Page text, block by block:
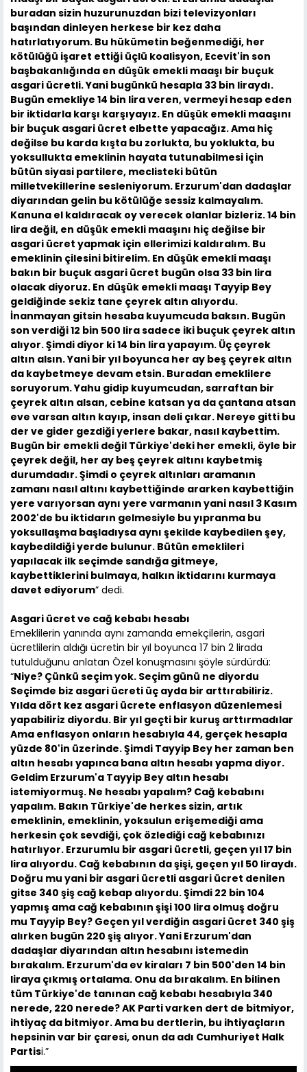
buradan sizin huzurunuzdan bizi televizyonları
başından dinleyen herkese bir kez daha
hatırlatıyorum. Bu hükümetin beğenmediği, her
kötülüğü işaret ettiği üçlü koalisyon, Ecevit'in son
başbakanlığında en düşük emekli maaşı bir buçuk
asgari ücretli. Yani bugünkü hesapla 33 bin liraydı.
Bugün emekliye 14 bin lira veren, vermeyi hesap eden
bir iktidarla karşı karşıyayız. En düşük emekli maaşını
bir buçuk asgari ücret elbette yapacağız. Ama hiç
değilse bu karda kışta bu zorlukta, bu yoklukta, bu
yoksullukta emeklinin hayata tutunabilmesi için
bütün siyasi partilere, meclisteki bütün
milletvekillerine sesleniyorum. Erzurum'dan dadaşlar
diyarından gelin bu kötülüğe sessiz kalmayalım.
Kanuna el kaldıracak oy verecek olanlar bizleriz. 14 bin
lira değil, en düşük emekli maaşını hiç değilse bir
asgari ücret yapmak için ellerimizi kaldıralım. Bu
emeklinin çilesini bitirelim. En düşük emekli maaşı
bakın bir buçuk asgari ücret bugün olsa 33 bin lira
olacak diyoruz. En düşük emekli maaşı Tayyip Bey
geldiğinde sekiz tane çeyrek altın alıyordu.
İnanmayan gitsin hesaba kuyumcuda baksın. Bugün
son verdiği 12 bin 500 lira sadece iki buçuk çeyrek altın
alıyor. Şimdi diyor ki 14 bin lira yapayım. Üç çeyrek
altın alsın. Yani bir yıl boyunca her ay beş çeyrek altın
da kaybetmeye devam etsin. Buradan emeklilere
soruyorum. Yahu gidip kuyumcudan, sarraftan bir
çeyrek altın alsan, cebine katsan ya da çantana atsan
eve varsan altın kayıp, insan deli çıkar. Nereye gitti bu
der ve gider gezdiği yerlere bakar, nasıl kaybettim.
Bugün bir emekli değil Türkiye'deki her emekli, öyle bir
çeyrek değil, her ay beş çeyrek altını kaybetmiş
durumdadır. Şimdi o çeyrek altınları aramanın
zamanı nasıl altını kaybettiğinde ararken kaybettiğin
yere varıyorsan aynı yere varmanın yani nasıl 3 Kasım
2002'de bu iktidarın gelmesiyle bu yıpranma bu
yoksullaşma başladıysa aynı şekilde kaybedilen şey,
kaybedildiği yerde bulunur. Bütün emeklileri
yapılacak ilk seçimde sandığa gitmeye,
kaybettiklerini bulmaya, halkın iktidarını kurmaya
davet ediyorum” dedi.
Asgari ücret ve cağ kebabı hesabı
Emeklilerin yanında aynı zamanda emekçilerin, asgari
ücretlilerin aldığı ücretin bir yıl boyunca 17 bin 2 lirada
tutulduğunu anlatan Özel konuşmasını şöyle sürdürdü:
“Niye? Çünkü seçim yok. Seçim günü ne diyordu
Seçimde biz asgari ücreti üç ayda bir arttırabiliriz.
Yılda dört kez asgari ücrete enflasyon düzenlemesi
yapabiliriz diyordu. Bir yıl geçti bir kuruş arttırmadılar
Ama enflasyon onların hesabıyla 44, gerçek hesapla
yüzde 80'in üzerinde. Şimdi Tayyip Bey her zaman ben
altın hesabı yapınca bana altın hesabı yapma diyor.
Geldim Erzurum'a Tayyip Bey altın hesabı
istemiyormuş. Ne hesabı yapalım? Cağ kebabını
yapalım. Bakın Türkiye'de herkes sizin, artık
emeklinin, emeklinin, yoksulun erişemediği ama
herkesin çok sevdiği, çok özlediği cağ kebabınızı
hatırlıyor. Erzurumlu bir asgari ücretli, geçen yıl 17 bin
lira alıyordu. Cağ kebabının da şişi, geçen yıl 50 liraydı.
Doğru mu yani bir asgari ücretli asgari ücret denilen
gitse 340 şiş cağ kebap alıyordu. Şimdi 22 bin 104
yapmış ama cağ kebabının şişi 100 lira olmuş doğru
mu Tayyip Bey? Geçen yıl verdiğin asgari ücret 340 şiş
alırken bugün 220 şiş alıyor. Yani Erzurum'dan
dadaşlar diyarından altın hesabını istemedin
bırakalım. Erzurum'da ev kiraları 7 bin 500'den 14 bin
liraya çıkmış ortalama. Onu da bırakalım. En bilinen
tüm Türkiye'de tanınan cağ kebabı hesabıyla 340
nerede, 220 nerede? AK Parti varken dert de bitmiyor,
ihtiyaç da bitmiyor. Ama bu dertlerin, bu ihtiyaçların
hepsinin var bir çaresi, onun da adı Cumhuriyet Halk
Partisi.”